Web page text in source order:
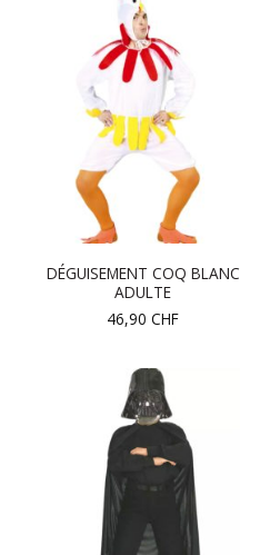
DÉGUISEMENT COQ BLANC
ADULTE
46,90 CHF